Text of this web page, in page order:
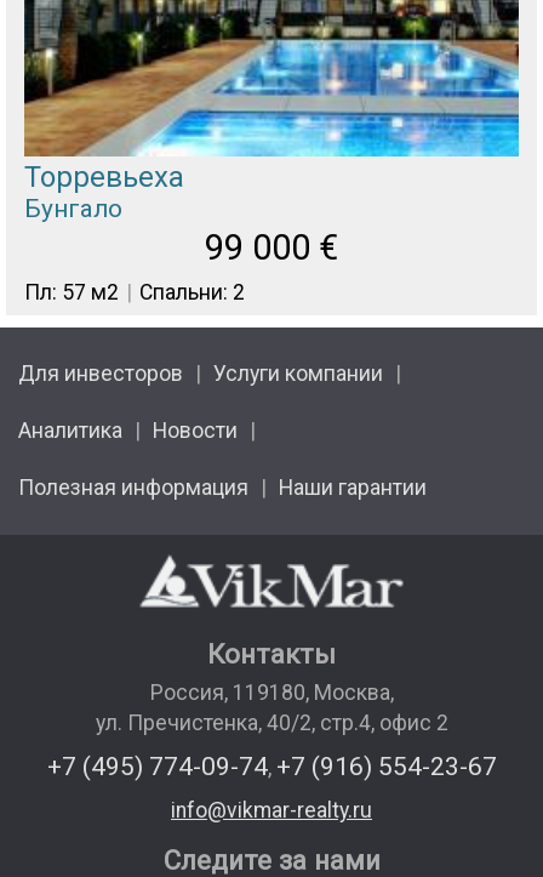
Торревьеха
Бунгало
99 000 €
Пл: 57 м2 Спальни: 2
Для инвесторов Услуги компании
Аналитика Новости
Полезная информация Наши гарантии
Контакты
Россия, 119180, Москва,
ул. Пречистенка, 40/2, стр.4, офис 2
+7 (495) 774-09-74, +7 (916) 554-23-67
info@vikmar-realty.ru
Следите за нами